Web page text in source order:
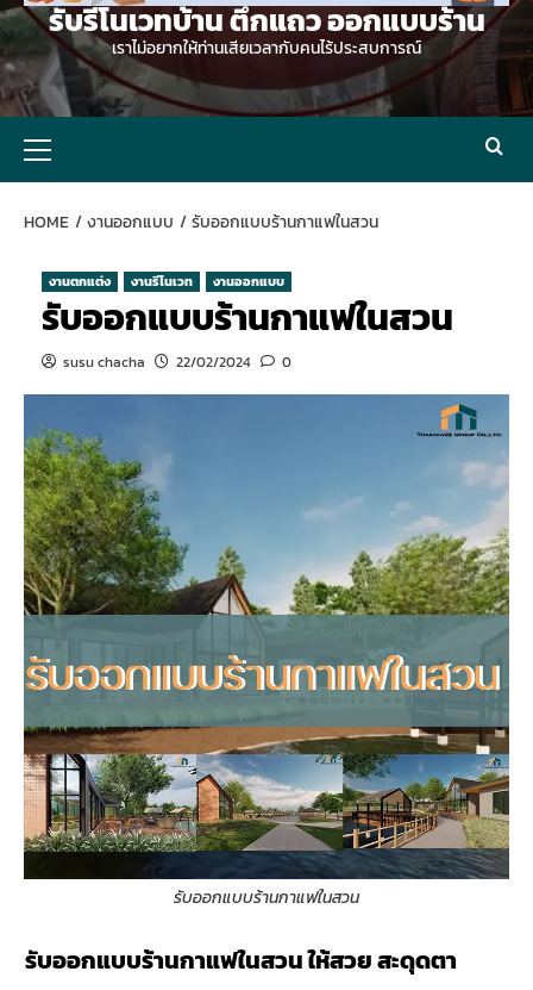
รับรีโนเวทบ้าน ตึกแถว ออกแบบร้าน
เราไม่อยากให้ท่านเสียเวลากับคนไร้ประสบการณ์
Menu
HOME งานออกแบบ รับออกแบบร้านกาแฟในสวน
งานตกแต่ง งานรีโนเวท งานออกแบบ
รับออกแบบร้านกาแฟในสวน
susu chacha 22/02/2024 0
รับออกแบบร้านกาแฟในสวน
รับออกแบบร้านกาแฟในสวน ให้สวย สะดุดตา